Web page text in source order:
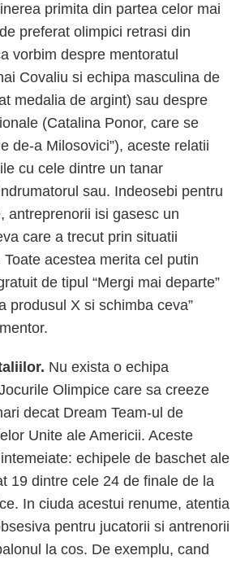
primita din partea celor mai
preferat olimpici retrasi din
vorbim despre mentoratul
Covaliu si echipa masculina de
medalia de argint) sau despre
(Catalina Ponor, care se
de-a Milosovici”), aceste relatii
cu cele dintre un tanar
sau. Indeosebi pentru
antreprenorii isi gasesc un
care a trecut prin situatii
acestea merita cel putin
de tipul “Mergi mai departe”
produsul X si schimba ceva”
Nu exista o echipa
Olimpice care sa creeze
decat Dream Team-ul de
Unite ale Americii. Aceste
echipele de baschet ale
19 dintre cele 24 de finale de la
In ciuda acestui renume, atentia
pentru jucatorii si antrenorii
la cos. De exemplu, cand